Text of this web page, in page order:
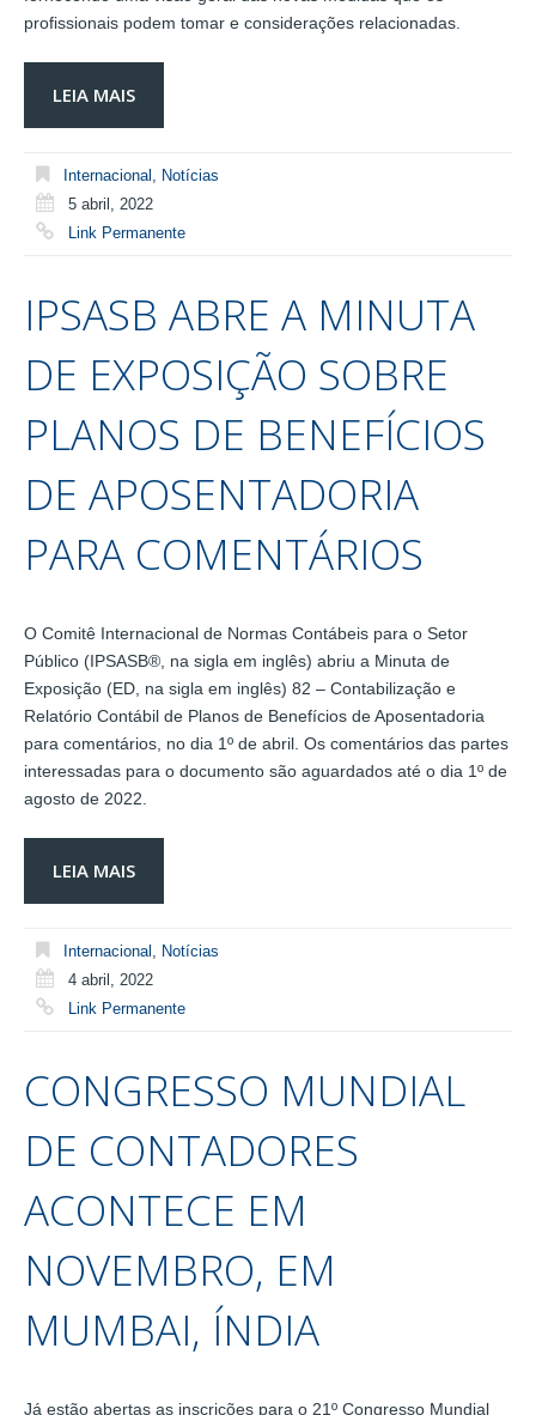
profissionais podem tomar e considerações relacionadas.
LEIA MAIS
Internacional
Notícias
5 abril, 2022
Link Permanente
IPSASB ABRE A MINUTA
DE EXPOSIÇÃO SOBRE
PLANOS DE BENEFÍCIOS
DE APOSENTADORIA
PARA COMENTÁRIOS
O Comitê Internacional de Normas Contábeis para o Setor
Público (IPSASB®, na sigla em inglês) abriu a Minuta de
Exposição (ED, na sigla em inglês) 82 – Contabilização e
Relatório Contábil de Planos de Benefícios de Aposentadoria
para comentários, no dia 1º de abril. Os comentários das partes
interessadas para o documento são aguardados até o dia 1º de
agosto de 2022.
LEIA MAIS
Internacional
Notícias
4 abril, 2022
Link Permanente
CONGRESSO MUNDIAL
DE CONTADORES
ACONTECE EM
NOVEMBRO, EM
MUMBAI, ÍNDIA
Já estão abertas as inscrições para o 21º Congresso Mundial